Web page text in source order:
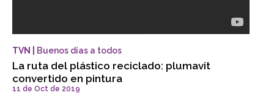
TVN | Buenos días a todos
La ruta del plástico reciclado: plumavit
convertido en pintura
11 de Oct de 2019